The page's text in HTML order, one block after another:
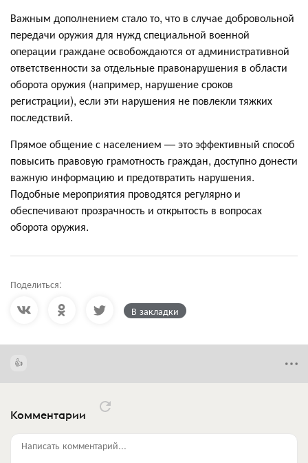
Важным дополнением стало то, что в случае добровольной
передачи оружия для нужд специальной военной
операции граждане освобождаются от административной
ответственности за отдельные правонарушения в области
оборота оружия (например, нарушение сроков
регистрации), если эти нарушения не повлекли тяжких
последствий.
Прямое общение с населением — это эффективный способ
повысить правовую грамотность граждан, доступно донести
важную информацию и предотвратить нарушения.
Подобные мероприятия проводятся регулярно и
обеспечивают прозрачность и открытость в вопросах
оборота оружия.
Поделиться:
В закладки
Комментарии
Написать комментарий...